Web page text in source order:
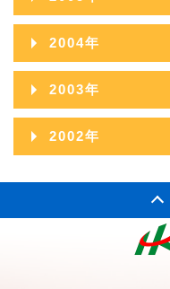
2014年01月
2013年02月
2013年01月
2012年03月
2012年02月
2012年01月
2011年05月
2011年03月
2011年02月
2010年06月
2010年05月
2010年03月
2009年07月
2009年06月
2009年05月
2009年03月
2008年09月
2008年08月
2008年07月
2008年06月
2008年05月
2007年10月
2007年09月
2007年08月
2007年07月
2006年11月
2006年10月
2006年09月
2006年08月
2005年12月
2005年11月
2005年10月
2005年09月
2005年08月
2005年07月
2004年
2004年12月
2004年11月
2004年10月
2003年
2003年12月
2002年